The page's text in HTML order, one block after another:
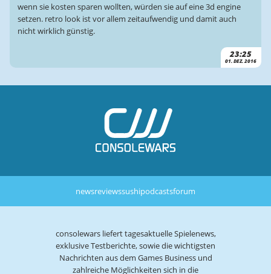
23:25
01. DEZ. 2016
wenn sie kosten sparen wollten, würden sie auf eine 3d engine
setzen. retro look ist vor allem zeitaufwendig und damit auch
nicht wirklich günstig.
newsreviewssushipodcastsforum
consolewars liefert tagesaktuelle Spielenews,
exklusive Testberichte, sowie die wichtigsten
Nachrichten aus dem Games Business und
zahlreiche Möglichkeiten sich in die